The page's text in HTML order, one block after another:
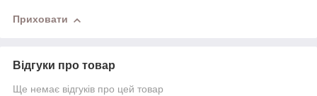
Приховати
Відгуки про товар
Ще немає відгуків про цей товар